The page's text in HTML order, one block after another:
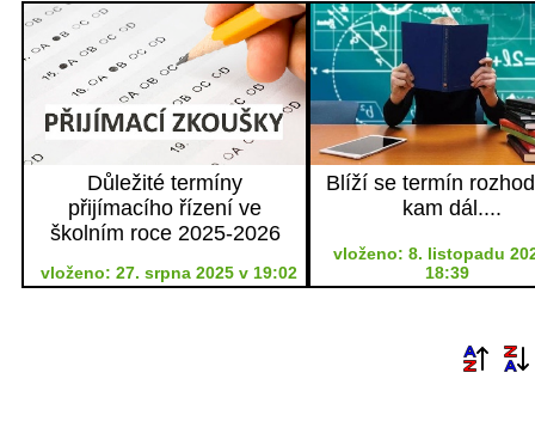
Důležité termíny
přijímacího řízení ve
školním roce 2025-2026
vloženo: 27. srpna 2025 v 19:02
Blíží se termín
kam dál....
vloženo: 8. listopadu
18:39